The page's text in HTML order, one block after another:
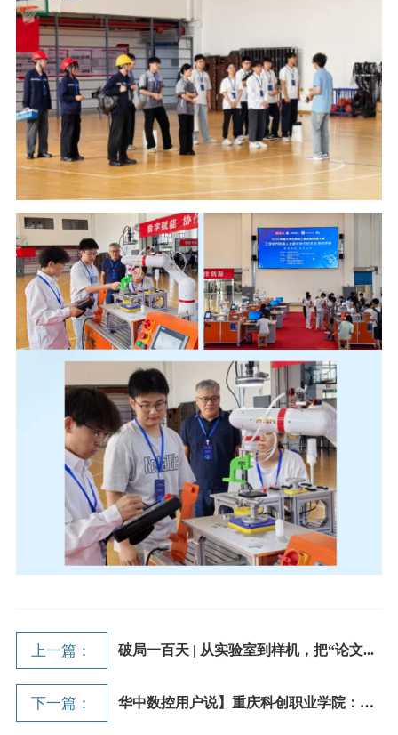
上一篇： 破局一百天 | 从实验室到样机，把“论文...
下一篇： 华中数控用户说】重庆科创职业学院：智...